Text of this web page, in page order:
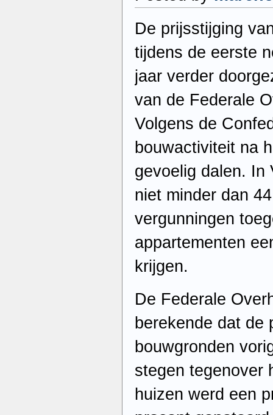
De prijsstijging
tijdens de eerste
jaar verder
van de Federale
Volgens de
bouwactiviteit na
gevoelig dalen. In
niet minder dan
vergunningen
appartementen
krijgen.
De Federale
berekende dat de
bouwgronden
stegen tegenover
huizen werd een